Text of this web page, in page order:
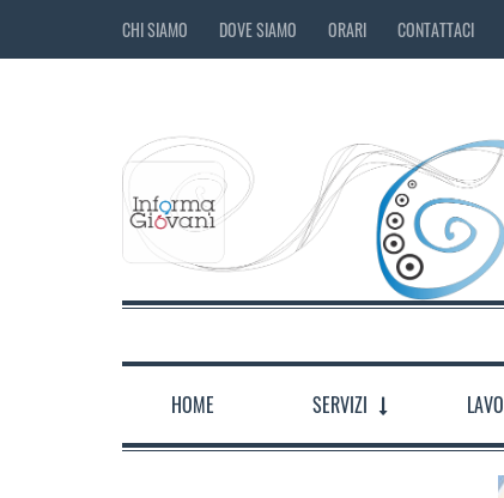
CHI SIAMO DOVE SIAMO ORARI CONTATTACI
HOME SERVIZI